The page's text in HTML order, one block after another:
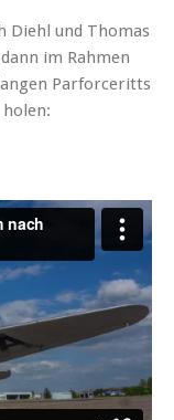
Diehl und Thomas
im Rahmen
Parforceritts